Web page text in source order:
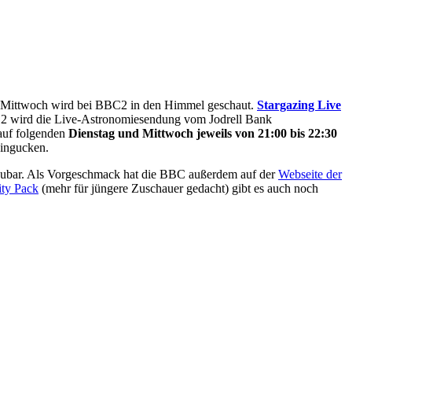
wird bei BBC2 in den Himmel geschaut. Stargazing Live
wird die Live-Astronomiesendung vom Jodrell Bank
folgenden Dienstag und Mittwoch jeweils von 21:00 bis 22:30
Als Vorgeschmack hat die BBC außerdem auf derWebseite der
Pack (mehr für jüngere Zuschauer gedacht) gibt es auch noch